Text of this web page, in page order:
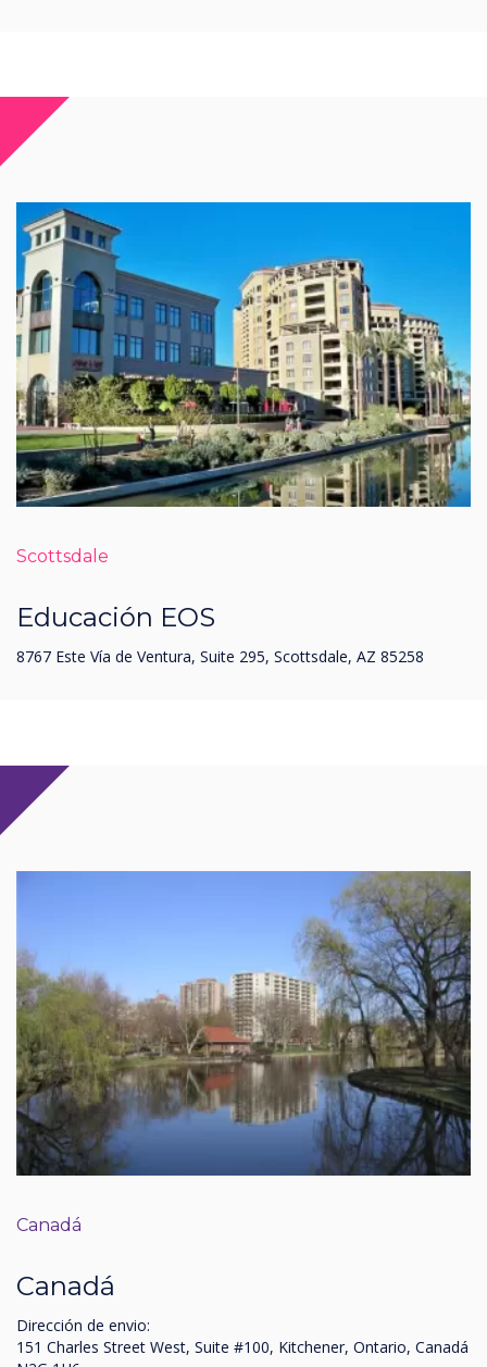
Scottsdale
Educación EOS
8767 Este Vía de Ventura, Suite 295, Scottsdale, AZ 85258
Canadá
Canadá
Dirección de envio:
151 Charles Street West, Suite #100, Kitchener, Ontario, Canadá